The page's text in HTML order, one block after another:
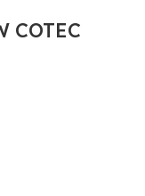
COTEC